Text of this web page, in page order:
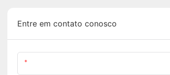
Entre em contato conosco